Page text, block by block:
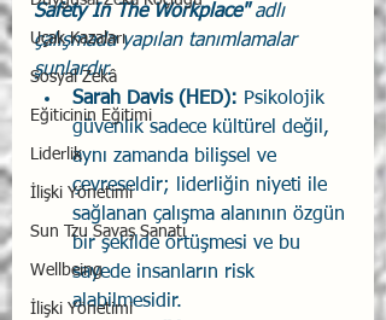
Uçak Kazaları
Sosyal Zekâ
Eğiticinin Eğitimi
Liderlik
İlişki Yönetimi
Sun Tzu Savaş Sanatı
Wellbeing
İlişki Yönetimi
Safety In The Workplace" adlı
çalışmada yapılan tanımlamalar
şunlardır.
Sarah Davis (HED): Psikolojik
güvenlik sadece kültürel değil,
aynı zamanda bilişsel ve
çevreseldir; liderliğin niyeti ile
sağlanan çalışma alanının özgün
bir şekilde örtüşmesi ve bu
sayede insanların risk
alabilmesidir.